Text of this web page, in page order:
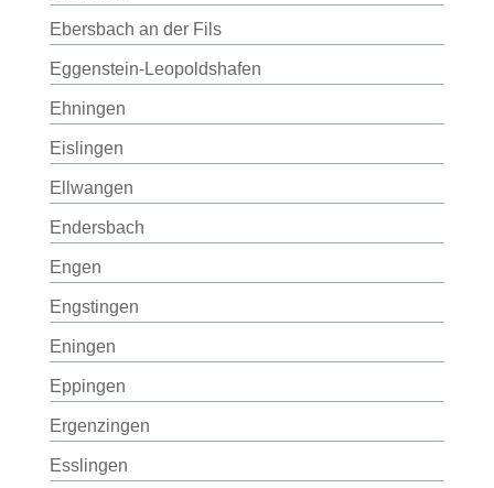
Ebersbach an der Fils
Eggenstein-Leopoldshafen
Ehningen
Eislingen
Ellwangen
Endersbach
Engen
Engstingen
Eningen
Eppingen
Ergenzingen
Esslingen